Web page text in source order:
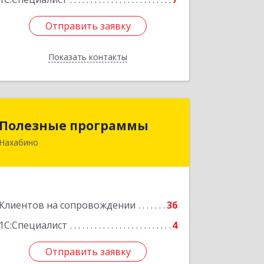
Отправить заявку
Показать контакты
Отправить заявку
Назад
Полезные программы
Нахабино
Клиентов на сопровождении
36
1С:Специалист
4
Отправить заявку
Подробнее
Отправить заявку